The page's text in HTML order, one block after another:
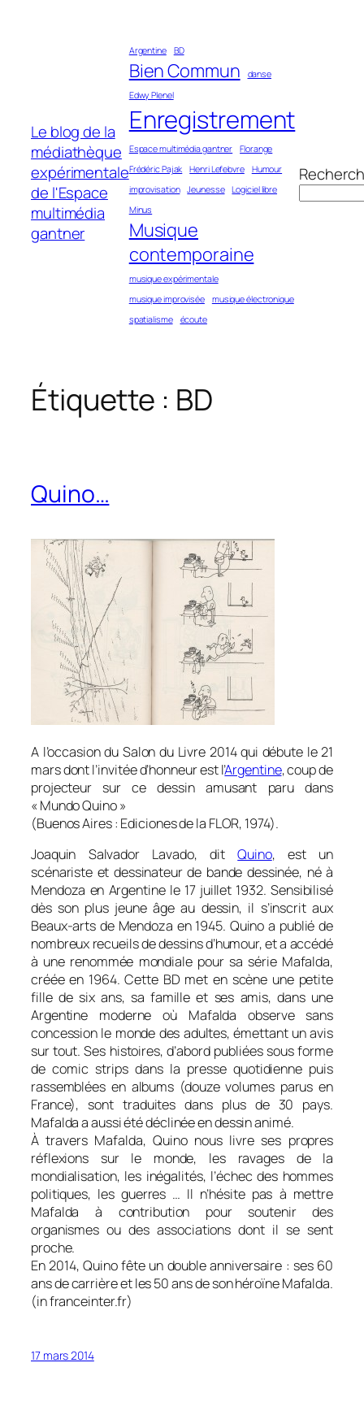
Le blog de la
médiathèque
expérimentale
de l'Espace
multimédia
gantner
Argentine BD
Bien Commun
danse
Edwy Plenel
Enregistrement
Espace multimédia gantner
Florange
Frédéric Pajak
Henri Lefebvre
Humour
improvisation
Jeunesse
Logiciel libre
Minus
Musique
contemporaine
musique expérimentale
musique improvisée
musique électronique
spatialisme
écoute
Étiquette : BD
Quino…
A l’occasion du Salon du Livre 2014 qui débute le 21
mars dont l’invitée d’honneur est l’Argentine, coup de
projecteur sur ce dessin amusant paru dans
«Mundo Quino »
(Buenos Aires : Ediciones de la FLOR, 1974).
Joaquin Salvador Lavado, ditQuino, est un
scénariste et dessinateur de bande dessinée, né à
Mendoza en Argentine le 17 juillet 1932. Sensibilisé
dès son plus jeune âge au dessin, il s’inscrit aux
Beaux-arts de Mendoza en 1945. Quino a publié de
nombreux recueils de dessins d’humour, et a accédé
à une renommée mondiale pour sa série Mafalda,
créée en 1964. Cette BD met en scène une petite
fille de six ans, sa famille et ses amis, dans une
Argentine moderne où Mafalda observe sans
concession le monde des adultes, émettant un avis
sur tout. Ses histoires, d’abord publiées sous forme
de comic strips dans la presse quotidienne puis
rassemblées en albums (douze volumes parus en
France), sont traduites dans plus de 30 pays.
Mafaldaa aussi été déclinée en dessin animé.
À travers Mafalda,Quino nous livre ses propres
réflexions sur le monde, les ravages de la
mondialisation, les inégalités, l’échec des hommes
politiques, les guerres … Il n’hésite pas à mettre
Mafalda à contribution pour soutenir des
organismes ou des associations dont il se sent
proche.
En 2014, Quino fête un double anniversaire : ses 60
ans de carrière et les 50 ans de son héroïne Mafalda.
(in franceinter.fr)
17 mars 2014